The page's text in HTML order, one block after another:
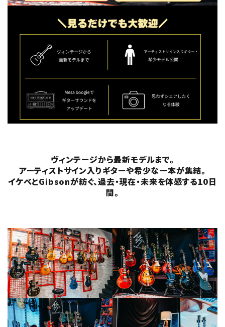
ヴィンテージから最新モデルまで。
アーティストサイン入りギターや希少な一本が集結。
イケベとGibsonが紡ぐ、過去・現在・未来を体感する10日
間。